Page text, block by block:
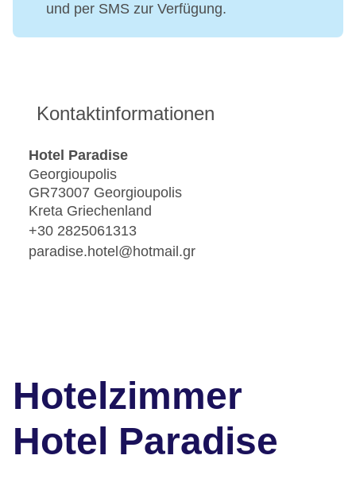
und per SMS zur Verfügung.
Kontaktinformationen
Hotel Paradise
Georgioupolis
GR73007 Georgioupolis
Kreta Griechenland
+30 2825061313
paradise.hotel@hotmail.gr
Hotelzimmer
Hotel Paradise